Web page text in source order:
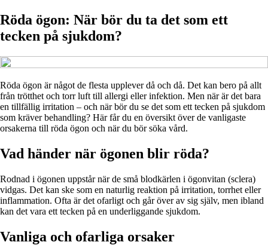
Röda ögon: När bör du ta det som ett
tecken på sjukdom?
Röda ögon är något de flesta upplever då och då. Det kan bero på allt
från trötthet och torr luft till allergi eller infektion. Men när är det bara
en tillfällig irritation – och när bör du se det som ett tecken på sjukdom
som kräver behandling? Här får du en översikt över de vanligaste
orsakerna till röda ögon och när du bör söka vård.
Vad händer när ögonen blir röda?
Rodnad i ögonen uppstår när de små blodkärlen i ögonvitan (sclera)
vidgas. Det kan ske som en naturlig reaktion på irritation, torrhet eller
inflammation. Ofta är det ofarligt och går över av sig själv, men ibland
kan det vara ett tecken på en underliggande sjukdom.
Vanliga och ofarliga orsaker